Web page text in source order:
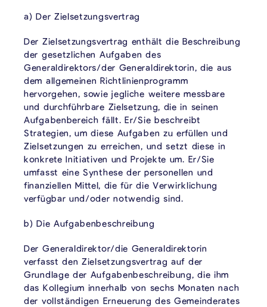
a) Der Zielsetzungsvertrag
Der Zielsetzungsvertrag enthält die Beschreibung
der gesetzlichen Aufgaben des
Generaldirektors/der Generaldirektorin, die aus
dem allgemeinen Richtlinienprogramm
hervorgehen, sowie jegliche weitere messbare
und durchführbare Zielsetzung, die in seinen
Aufgabenbereich fällt. Er/Sie beschreibt
Strategien, um diese Aufgaben zu erfüllen und
Zielsetzungen zu erreichen, und setzt diese in
konkrete Initiativen und Projekte um. Er/Sie
umfasst eine Synthese der personellen und
finanziellen Mittel, die für die Verwirklichung
verfügbar und/oder notwendig sind.
b) Die Aufgabenbeschreibung
Der Generaldirektor/die Generaldirektorin
verfasst den Zielsetzungsvertrag auf der
Grundlage der Aufgabenbeschreibung, die ihm
das Kollegium innerhalb von sechs Monaten nach
der vollständigen Erneuerung des Gemeinderates